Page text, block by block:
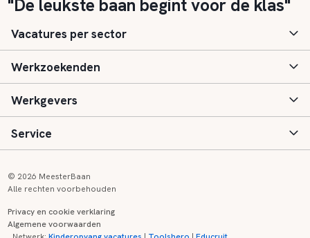
"De leukste baan begint voor de klas"
Vacatures per sector
Basisonderwijs
Speciaal (basis) onderwijs
Voortgezet onderwijs
Kinderopvang
Werkzoekenden
Aanmelden
Vacatures
Zij-instroom informatie
Werkgevers
Inloggen
Registreren
Service
Onderwijs links
© 2026 MeesterBaan
Alle rechten voorbehouden
Privacy en cookie verklaring
Algemene voorwaarden